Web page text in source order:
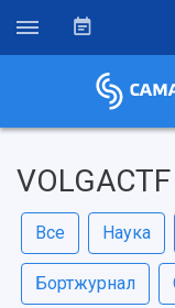
VOLGACTF
Все Наука
Бортжурнал